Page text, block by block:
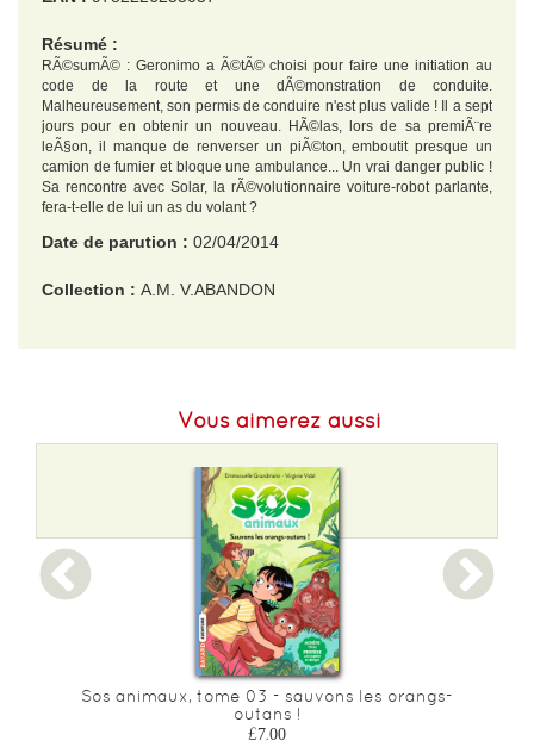
Résumé :
RÃ©sumÃ© : Geronimo a Ã©tÃ© choisi pour faire une initiation au
code de la route et une dÃ©monstration de conduite.
Malheureusement, son permis de conduire n'est plus valide ! Il a sept
jours pour en obtenir un nouveau. HÃ©las, lors de sa premiÃ¨re
leÃ§on, il manque de renverser un piÃ©ton, emboutit presque un
camion de fumier et bloque une ambulance... Un vrai danger public !
Sa rencontre avec Solar, la rÃ©volutionnaire voiture-robot parlante,
fera-t-elle de lui un as du volant ?
Date de parution : 02/04/2014
Collection : A.M. V.ABANDON
Vous aimerez aussi
Sos animaux, tome 03 - sauvons les orangs-
outans !
£7.00